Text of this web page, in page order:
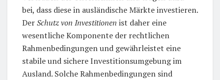
bei, dass diese in ausländische Märkte investieren.
DerSchutz von Investitionen ist daher eine
wesentliche Komponente der rechtlichen
Rahmenbedingungen und gewährleistet eine
stabile und sichere Investitionsumgebung im
Ausland. Solche Rahmenbedingungen sind